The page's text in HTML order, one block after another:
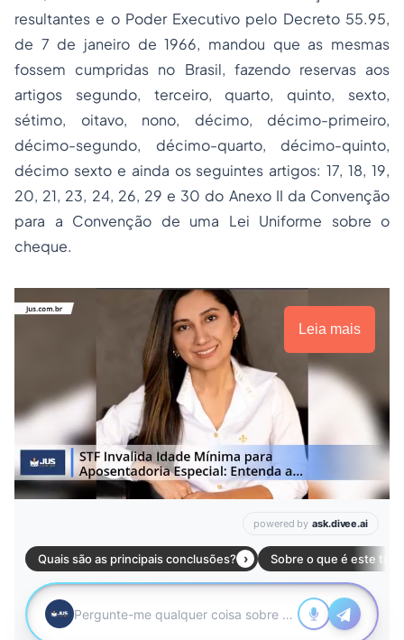
resultantes e o Poder Executivo pelo Decreto 55.95,
de 7 de janeiro de 1966, mandou que as mesmas
fossem cumpridas no Brasil, fazendo reservas aos
artigos segundo, terceiro, quarto, quinto, sexto,
sétimo, oitavo, nono, décimo, décimo-primeiro,
décimo-segundo, décimo-quarto, décimo-quinto,
décimo sexto e ainda os seguintes artigos: 17, 18, 19,
20, 21, 23, 24, 26, 29 e 30 do Anexo II da Convenção
para a Convenção de uma Lei Uniforme sobre o
cheque.
Leia mais